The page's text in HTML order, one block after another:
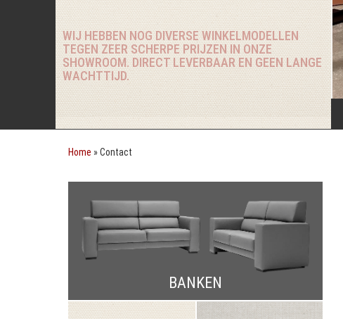
WIJ HEBBEN NOG DIVERSE WINKELMODELLEN
TEGEN ZEER SCHERPE PRIJZEN IN ONZE
SHOWROOM. DIRECT LEVERBAAR EN GEEN LANGE
WACHTTIJD.
Home »Contact
BANKEN